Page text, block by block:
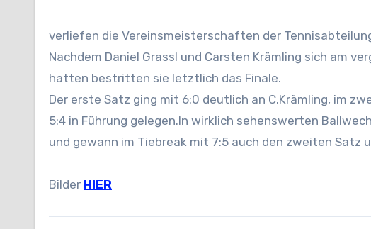
verliefen die Vereinsmeisterschaften der
Nachdem Daniel Grassl und Carsten Krämling sich am
hatten bestritten sie letztlich das Finale.
Der erste Satz ging mit 6:0 deutlich an C.Krämling, im
5:4 in Führung gelegen.In wirklich sehenswerten
und gewann im Tiebreak mit 7:5 auch den zweiten Satz
Bilder HIER